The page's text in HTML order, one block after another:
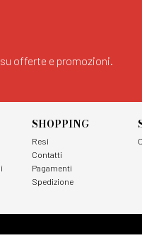
offerte e promozioni.
SHOPPING
Resi
Contatti
Pagamenti
Spedizione